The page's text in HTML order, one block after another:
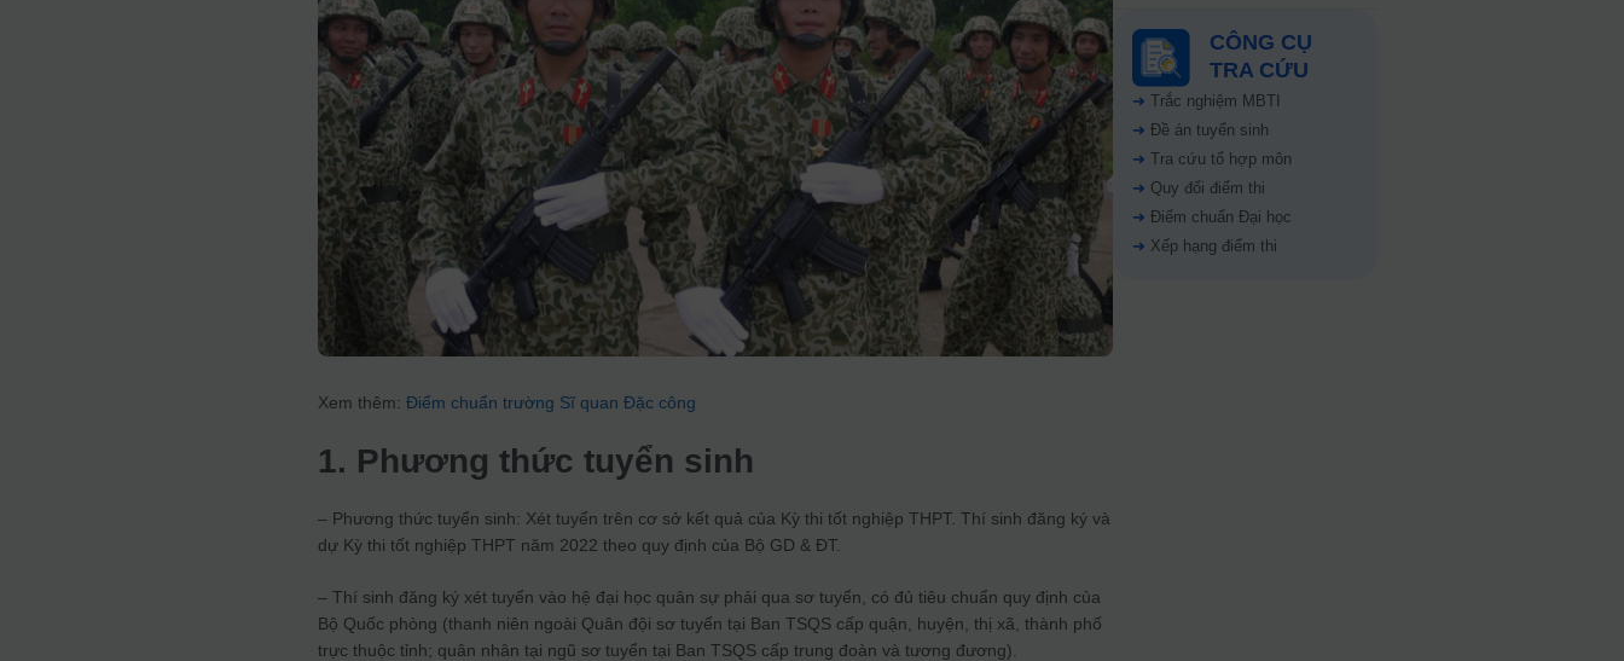
Xem thêm:Điểm chuẩn trường Sĩ quan Đặc công
1. Phương thức tuyển sinh
– Phương thức tuyển sinh: Xét tuyển trên cơ sở kết quả của Kỳ thi tốt nghiệp THPT. Thí sinh đăng ký và
dự Kỳ thi tốt nghiệp THPT năm 2022 theo quy định của Bộ GD & ĐT.
– Thí sinh đăng ký xét tuyển vào hệ đại học quân sự phải qua sơ tuyển, có đủ tiêu chuẩn quy định của
Bộ Quốc phòng (thanh niên ngoài Quân đội sơ tuyển tại Ban TSQS cấp quận, huyện, thị xã, thành phố
trực thuộc tỉnh; quân nhân tại ngũ sơ tuyển tại Ban TSQS cấp trung đoàn và tương đương).
CÔNG CỤ
TRA CỨU
➜ Trắc nghiệm MBTI
➜ Đề án tuyển sinh
➜ Tra cứu tổ hợp môn
➜ Quy đổi điểm thi
➜ Điểm chuẩn Đại học
➜ Xếp hạng điểm thi